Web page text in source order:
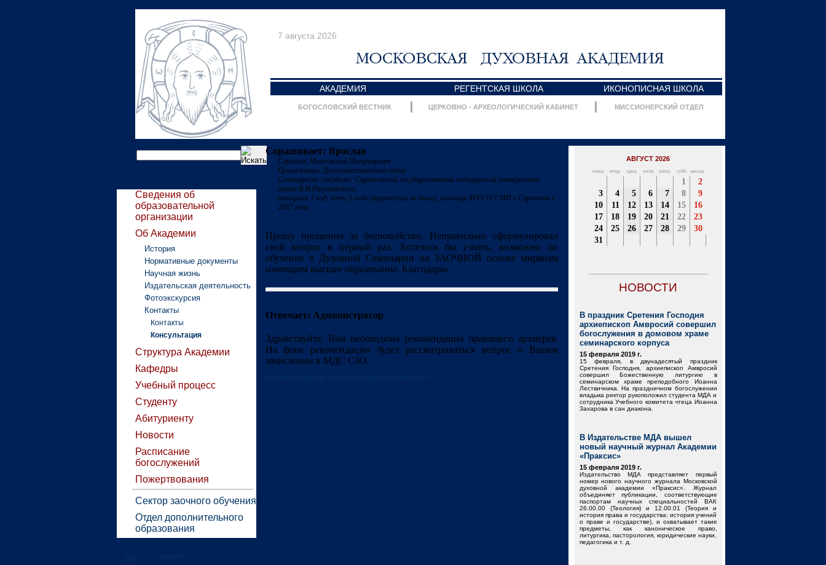
7 августа 2026
АКАДЕМИЯ РЕГЕНТСКАЯ ШКОЛА ИКОНОПИСНАЯ ШКОЛА
БОГОСЛОВСКИЙ ВЕСТНИК ЦЕРКОВНО - АРХЕОЛОГИЧЕСКИЙ КАБИНЕТ МИССИОНЕРСКИЙ ОТДЕЛ
Сведения об
образовательной
организации
Об Академии
История
Нормативные документы
Научная жизнь
Издательская деятельность
Фотоэкскурсия
Контакты
Контакты
Консультация
Структура Академии
Кафедры
Учебный процесс
Студенту
Абитуриенту
Новости
Расписание
богослужений
Пожертвования
Сектор заочного обучения
Отдел дополнительного
образования
Спрашивает: Ярослав
Саратов, Московский Патриархат
Прихожанин: Духосошественский собор
Семинарист / студент: Саратовский государственный медицинский университет
имени В.И.Разумовского
алтарник 1 год, чтец 3 года (хиротессии не было), санитар МУЗ ГССМП г.Саратова с
2007 года
Прошу прощения за беспокойство. Неправильно сформулировал
свой вопрос в первый раз. Хотелось бы узнать, возможно ли
обучение в Духовной Семинарии на ЗАОЧНОЙ основе мирянам
имеющим высшее образование. Благодарю.
Отвечает: Администратор
Здравствуйте. Вам необходима рекомендация правящего архиерея.
На фоне рекомендации будет рассматриваться вопрос о Вашем
зачислении в МДС СЗО.
АВГУСТ 2026
понд. втор. сред. четв. пятн. субб. воскр.
1
2
3
4 5 6 7 8
9
10
11 12 13 14 15
16
17
18 19 20 21 22
23
24
25 26 27 28 29
30
31
НОВОСТИ
В праздник Сретения Господня
архиепископ Амвросий совершил
богослужения в домовом храме
семинарского корпуса
15 февраля 2019 г.
15 февраля, в двунадесятый праздник
Сретения Господня, архиепископ Амвросий
совершил Божественную литургию в
семинарском храме преподобного Иоанна
Лествичника. На праздничном богослужении
владыка ректор рукоположил студента МДА и
сотрудника Учебного комитета чтеца Иоанна
Захарова в сан диакона.
В Издательстве МДА вышел
новый научный журнал Академии
«Праксис»
15 февраля 2019 г.
Издательство МДА представляет первый
номер нового научного журнала Московской
духовной академии «Праксис». Журнал
объединяет публикации, соответствующие
паспортам научных специальностей ВАК
26.00.00 (Теология) и 12.00.01 (Теория и
история права и государства; история учений
о праве и государстве), и охватывает такие
предметы, как каноническое право,
литургика, пасторология, юридические науки,
педагогика и т. д.